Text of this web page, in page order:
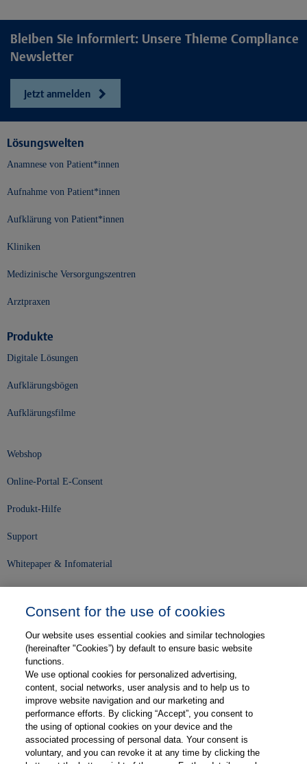
Bleiben Sie informiert: Unsere Thieme Compliance
Newsletter
Jetzt anmelden
Lösungswelten
Anamnese von Patient*innen
Aufnahme von Patient*innen
Aufklärung von Patient*innen
Kliniken
Medizinische Versorgungszentren
Arztpraxen
Produkte
Digitale Lösungen
Aufklärungsbögen
Aufklärungsfilme
Webshop
Online-Portal E-Consent
Produkt-Hilfe
Support
Whitepaper & Infomaterial
Karriere
Kontakt
Web-Semniare
Anwenderberichte
Partner
Consent for the use of cookies
Our website uses essential cookies and similar technologies
(hereinafter "Cookies”) by default to ensure basic website
functions.
We use optional cookies for personalized advertising,
content, social networks, user analysis and to help us to
improve website navigation and our marketing and
performance efforts. By clicking “Accept”, you consent to
the using of optional cookies on your device and the
associated processing of personal data. Your consent is
voluntary, and you can revoke it at any time by clicking the